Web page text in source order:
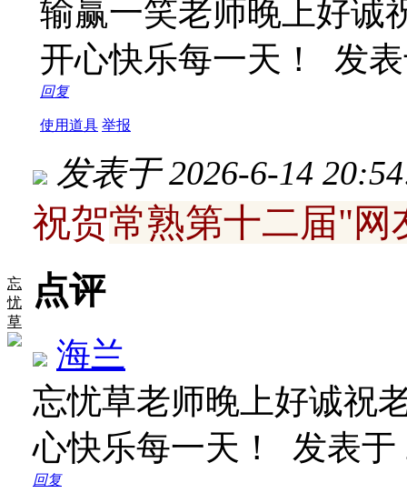
输赢一笑老师晚上好诚
开心快乐每一天！ 发
回复
使用道具 举报
忘
忧
草
发表于 2026-6-14
祝贺常熟第十二届"网
点评
海兰
忘忧草老师晚上好诚祝
心快乐每一天！ 发表于
回复